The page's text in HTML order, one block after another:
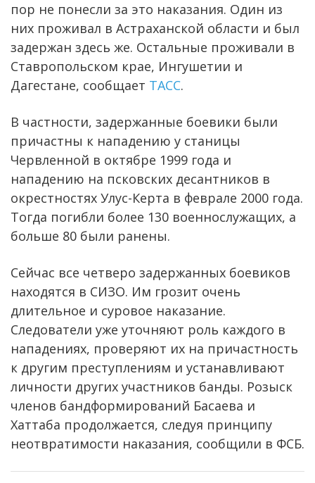
пор не понесли за это наказания. Один из
них проживал в Астраханской области и был
задержан здесь же. Остальные проживали в
Ставропольском крае, Ингушетии и
Дагестане, сообщает ТАСС.
В частности, задержанные боевики были
причастны к нападению у станицы
Червленной в октябре 1999 года и
нападению на псковских десантников в
окрестностях Улус-Керта в феврале 2000 года.
Тогда погибли более 130 военнослужащих, а
больше 80 были ранены.
Сейчас все четверо задержанных боевиков
находятся в СИЗО. Им грозит очень
длительное и суровое наказание.
Следователи уже уточняют роль каждого в
нападениях, проверяют их на причастность
к другим преступлениям и устанавливают
личности других участников банды. Розыск
членов бандформирований Басаева и
Хаттаба продолжается, следуя принципу
неотвратимости наказания, сообщили в ФСБ.